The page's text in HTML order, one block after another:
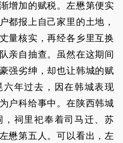
增加的赋税。左懋第便实
都报上自己家里的土地，
量核实，再经各乡里互换
亲自抽查。虽然在这期间
强劣绅，却也让韩城的赋
年过去，因在韩城表现
户科给事中。在陕西韩城
祠里祀奉着司马迁、苏
懋第五人。可以看出，左